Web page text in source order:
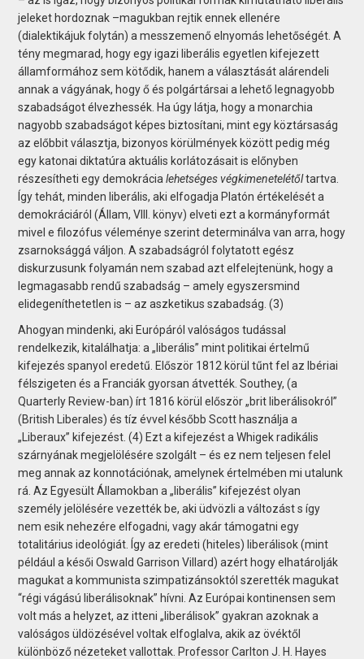
jeleket hordoznak –magukban rejtik ennek ellenére
(dialektikájuk folytán) a messzemenő elnyomás lehetőségét. A
tény megmarad, hogy egy igazi liberális egyetlen kifejezett
államformához sem kötődik, hanem a választását alárendeli
annak a vágyának, hogy ő és polgártársai a lehető legnagyobb
szabadságot élvezhessék. Ha úgy látja, hogy a monarchia
nagyobb szabadságot képes biztosítani, mint egy köztársaság
az előbbit választja, bizonyos körülmények között pedig még
egy katonai diktatúra aktuális korlátozásait is előnyben
részesítheti egy demokrácialehetséges végkimenetelétőltartva.
Így tehát, minden liberális, aki elfogadja Platón értékelését a
demokráciáról (Állam, VIII. könyv) elveti ezt a kormányformát
mivel e filozófus véleménye szerint determinálva van arra, hogy
zsarnoksággá váljon. A szabadságról folytatott egész
diskurzusunk folyamán nem szabad azt elfelejtenünk, hogy a
legmagasabb rendű szabadság – amely egyszersmind
elidegeníthetetlen is – az aszketikus szabadság. (3)
Ahogyan mindenki, aki Európáról valóságos tudással
rendelkezik, kitalálhatja: a „liberális” mint politikai értelmű
kifejezés spanyol eredetű. Először 1812 körül tűnt fel az Ibériai
félszigeten és a Franciák gyorsan átvették. Southey, (a
Quarterly Review-ban) írt 1816 körül először „brit liberálisokról”
(British Liberales) és tíz évvel később Scott használja a
„Liberaux” kifejezést. (4) Ezt a kifejezést a Whigek radikális
szárnyának megjelölésére szolgált – és ez nem teljesen felel
meg annak az konnotációnak, amelynek értelmében mi utalunk
rá. Az Egyesült Államokban a „liberális” kifejezést olyan
személy jelölésére vezették be, aki üdvözli a változást s így
nem esik nehezére elfogadni, vagy akár támogatni egy
totalitárius ideológiát. Így az eredeti (hiteles) liberálisok (mint
például a késői Oswald Garrison Villard) azért hogy elhatárolják
magukat a kommunista szimpatizánsoktól szerették magukat
“régi vágású liberálisoknak” hívni. Az Európai kontinensen sem
volt más a helyzet, az itteni „liberálisok” gyakran azoknak a
valóságos üldözésével voltak elfoglalva, akik az övéktől
különböző nézeteket vallottak. Professor Carlton J. H. Hayes